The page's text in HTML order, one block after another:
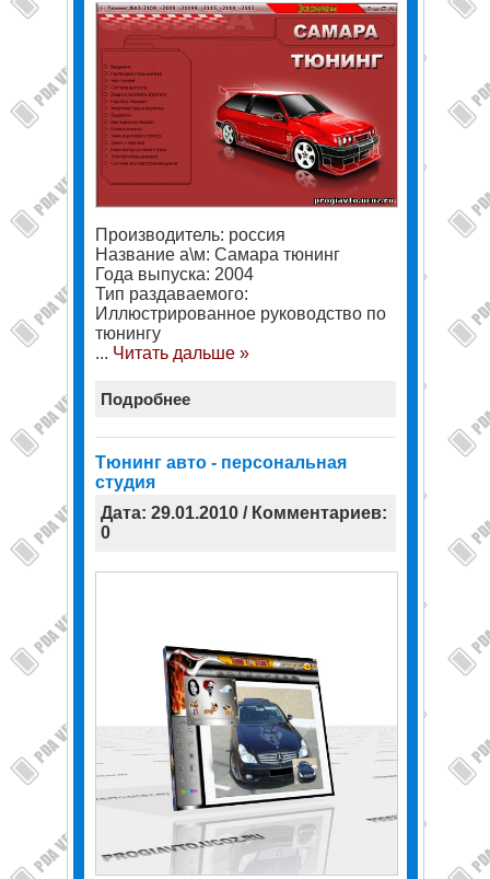
Производитель: россия
Название а\м: Самара тюнинг
Года выпуска: 2004
Тип раздаваемого:
Иллюстрированное руководство по
тюнингу
... Читать дальше »
Подробнее
Тюнинг авто - персональная
студия
Дата: 29.01.2010 / Комментариев:
0